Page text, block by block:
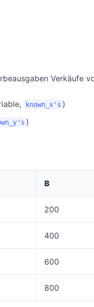
Verkäufe
known_x's )
)
B
200
400
600
800